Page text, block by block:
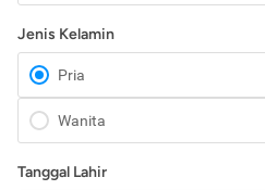
Jenis Kelamin
Pria
Wanita
Tanggal Lahir